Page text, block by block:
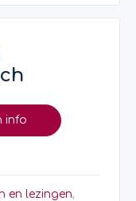
info
en lezingen,